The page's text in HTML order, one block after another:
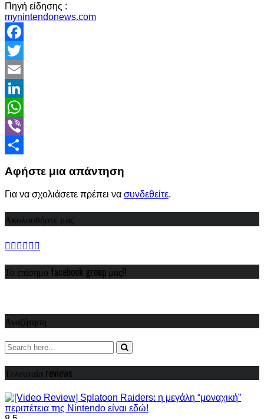
Πηγή είδησης :
mynintendonews.com
Facebook
Twitter
Email
LinkedIn
WhatsApp
Viber
Αφήστε μια απάντηση
Για να σχολιάσετε πρέπει να συνδεθείτε.
Ακολουθήστε μας
Το επίσημο facebook group μας!!
Αναζήτηση
Τελευταία reviews